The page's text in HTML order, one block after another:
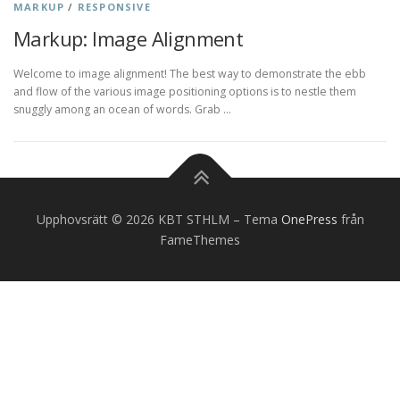
MARKUP / RESPONSIVE
Markup: Image Alignment
Welcome to image alignment! The best way to demonstrate the ebb
and flow of the various image positioning options is to nestle them
snuggly among an ocean of words. Grab …
Upphovsrätt © 2026 KBT STHLM – Tema OnePress från
FameThemes